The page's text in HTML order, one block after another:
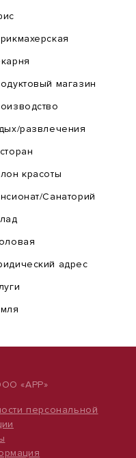
магазин
развлечения
красоты
Санаторий
адрес
«АРР»
персональной